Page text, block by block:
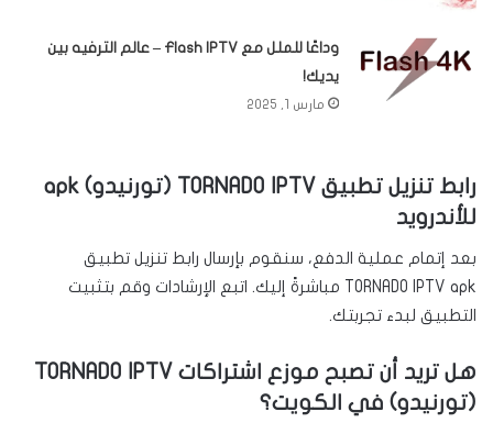
وداعًا للملل مع Flash IPTV – عالم الترفيه بين
يديك!
مارس 1, 2025
رابط تنزيل تطبيق TORNADO IPTV (تورنيدو) apk
للأندرويد
بعد إتمام عملية الدفع، سنقوم بإرسال رابط تنزيل تطبيق
TORNADO IPTV apk مباشرةً إليك. اتبع الإرشادات وقم بتثبيت
التطبيق لبدء تجربتك.
هل تريد أن تصبح موزع اشتراكات TORNADO IPTV
(تورنيدو) في الكويت؟